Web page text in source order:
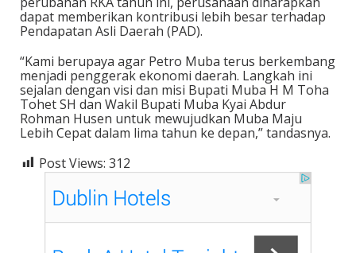
dapat memberikan kontribusi lebih besar terhadap
Pendapatan Asli Daerah (PAD).
“Kami berupaya agar Petro Muba terus berkembang
menjadi penggerak ekonomi daerah. Langkah ini
sejalan dengan visi dan misi Bupati Muba H M Toha
Tohet SH dan Wakil Bupati Muba Kyai Abdur
Rohman Husen untuk mewujudkan Muba Maju
Lebih Cepat dalam lima tahun ke depan,” tandasnya.
Post Views: 312